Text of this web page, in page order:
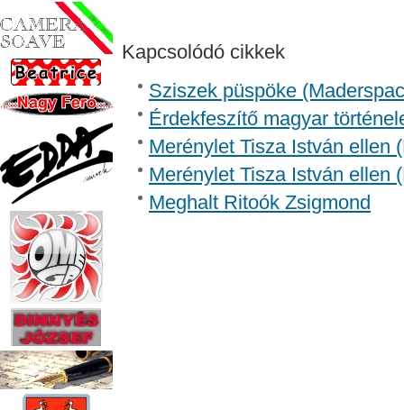
Kapcsolódó cikkek
Sziszek püspöke
Érdekfeszítő magyar
Merénylet Tisza István ellen
Merénylet Tisza István ellen
Meghalt Ritoók Zsigmond